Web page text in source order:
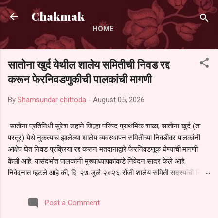
Skip to main content
Chakmak
HOME
सातोना खुर्द येथील शालेय समितीची निवड रद्द
करून फेरनिवडणुकीची पालकांची मागणी
By Shamsundar chittoda - August 05, 2026
सातोना प्रतिनिधी सुरेश लहाने जिल्हा परिषद प्राथमिक शाळा, सातोना खुर्द (ता.
परतूर) येथे नुकत्याच झालेल्या शालेय व्यवस्थापन समितीच्या निवडीवर पालकांनी
आक्षेप घेत निवड प्रक्रिया रद्द करून मतदानाद्वारे फेरनिवडणूक घेण्याची मागणी
केली आहे. यासंदर्भात पालकांनी मुख्याध्यापकांकडे निवेदन सादर केले आहे.
निवेदनात म्हटले आहे की, दि. २७ जुलै २०२६ रोजी शालेय समिती सदस्यांची निवड
पालकांना देण्यात आली नसल्याने मोठ्या संख्येने पालक बैठकीस उपस्थित राहू शकले
नाहीत. तसेच सर्व पालकांना विश्वासात न घेता निवड प्रक्रिया पूर्ण करण्यात
Post a Comment